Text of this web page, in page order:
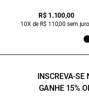
R$ 1.100,00
10X de R$ 110,00 sem
INSCREVA-SE
GANHE 15%